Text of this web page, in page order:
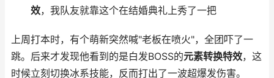
效，我队友就靠这个在结婚典礼上秀了一把
上周打本时，有个萌新突然喊"老板在喷火"，全团吓了一
跳。后来才发现他看到的是白发BOSS的元素转换特效，这
时候立刻切换冰系技能，反而打出了一波超爆发伤害。